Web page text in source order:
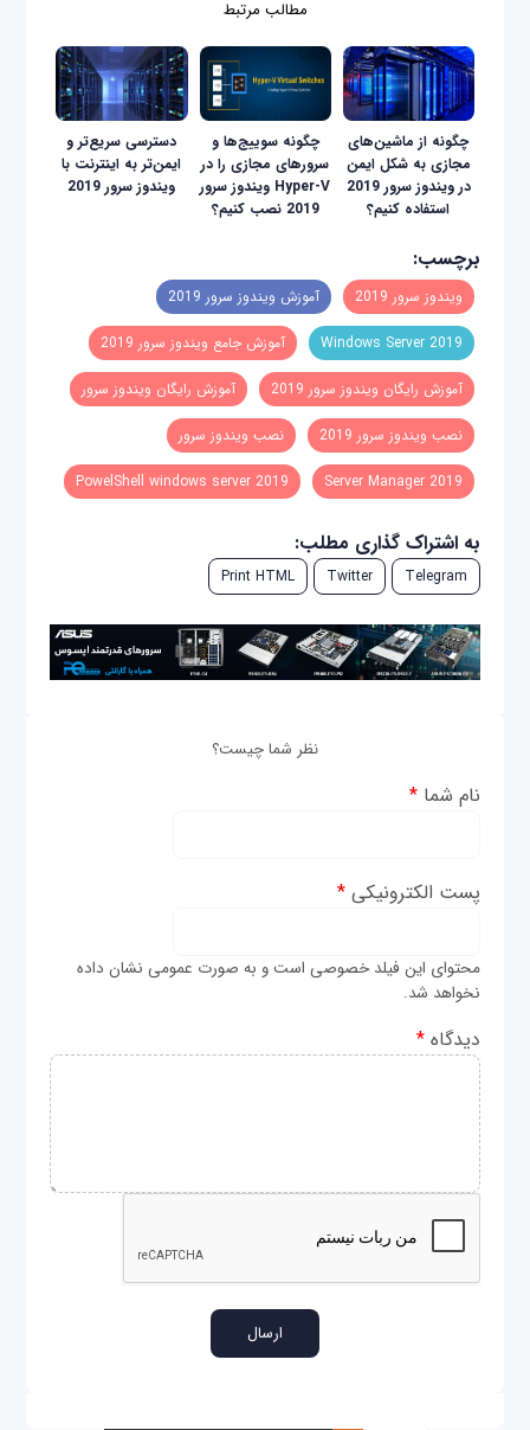
مطالب مرتبط
چگونه از ماشین‌های
مجازی به شکل ایمن
در ویندوز سرور 2019
استفاده کنیم؟
چگونه سوییج‌ها و
سرورهای مجازی را در
Hyper-V ویندوز سرور
2019 نصب کنیم؟
دسترسی سریع‌تر و
ایمن‌تر به اینترنت با
ویندوز سرور 2019
برچسب:
ویندوز سرور 2019 آموزش ویندوز سرور 2019
Windows Server 2019 آموزش جامع ویندوز سرور 2019
آموزش رایگان ویندوز سرور 2019 آموزش رایگان ویندوز سرور
نصب ویندوز سرور 2019 نصب ویندوز سرور
2019 Server Manager
PowelShell windows server 2019
به اشتراک گذاری مطلب:
Telegram
Twitter
Print HTML
نظر شما چیست؟
نام شما*
پست الکترونیکی*
محتوای این فیلد خصوصی است و به صورت عمومی نشان داده
نخواهد شد.
دیدگاه*